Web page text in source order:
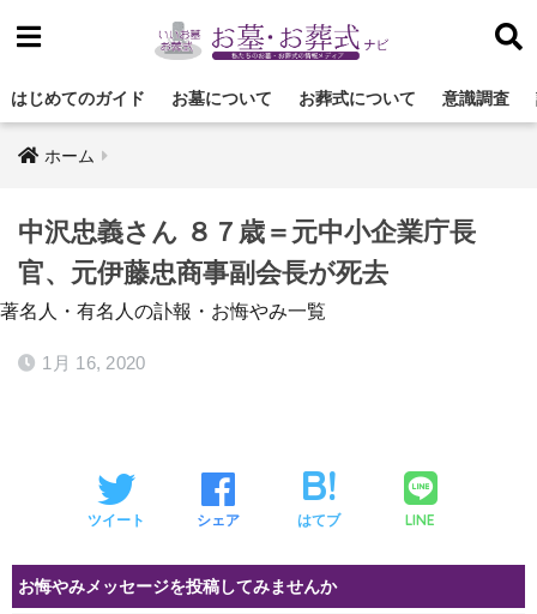
はじめてのガイド お墓について お葬式について 意識調査
ホーム
中沢忠義さん ８７歳＝元中小企業庁長
官、元伊藤忠商事副会長が死去
著名人・有名人の訃報・お悔やみ一覧
1月 16, 2020
ツイート シェア はてブ LINE
お悔やみメッセージを投稿してみませんか